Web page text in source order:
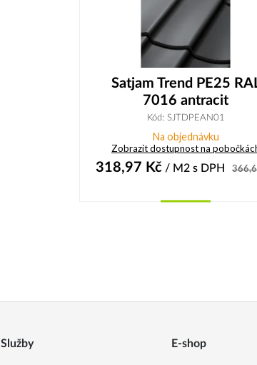
Satjam Trend PE25
7016 antracit
Kód: SJTDPEAN01
Na objednávku
Zobrazit dostupnost na
318,97 Kč / M2 s DPH
Služby E-shop